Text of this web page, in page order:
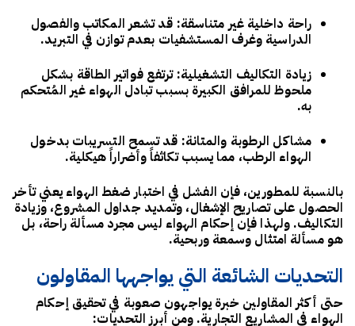
راحة داخلية غير متناسقة: قد تشعر المكاتب والفصول
الدراسية وغرف المستشفيات بعدم توازن في التبريد.
زيادة التكاليف التشغيلية: ترتفع فواتير الطاقة بشكل
ملحوظ للمرافق الكبيرة بسبب تبادل الهواء غير المُتحكم
به.
مشاكل الرطوبة والمتانة: قد تسمح التسريبات بدخول
الهواء الرطب، مما يسبب تكاثفاً وأضراراً هيكلية.
بالنسبة للمطورين، فإن الفشل في اختبار ضغط الهواء يعني تأخر
الحصول على تصاريح الإشغال، وتمديد جداول المشروع، وزيادة
التكاليف. ولهذا فإن إحكام الهواء ليس مجرد مسألة راحة، بل
هو مسألة امتثال وسمعة وربحية.
التحديات الشائعة التي يواجهها المقاولون
حتى أكثر المقاولين خبرة يواجهون صعوبة في تحقيق إحكام
الهواء في المشاريع التجارية. ومن أبرز التحديات: